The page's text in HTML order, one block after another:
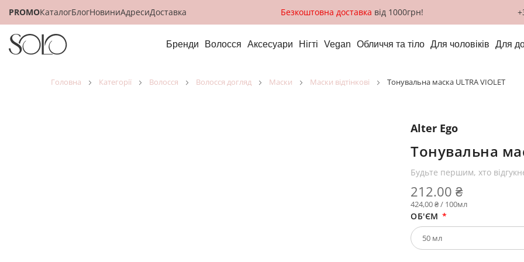
PROMOКаталогБлогНовиниАдресиДоставка Безкоштовна доставка від 1000грн!
Бренди Волосся Аксесуари Нігті Vegan Обличчя та тіло Для чоловіків Для
головна категорії волосся волосся догляд маски маски відтінкові Тонувальна маска ULTRA VIOLET
Alter Ego
Тонувальна
Будьте першим, хто
212.00 ₴
424,00 ₴ / 100мл
ОБ'ЄМ